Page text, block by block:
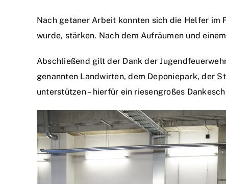
Nach getaner Arbeit konnten sich die Helfer im
wurde, stärken. Nach dem Aufräumen und
Abschließend gilt der Dank der
genannten Landwirten, dem Deponiepark, der
unterstützen – hierfür ein riesengroßes